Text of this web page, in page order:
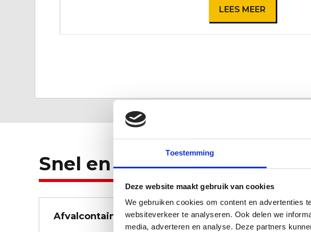
Toestemming
Deze website maakt gebruik van cookies
We gebruiken cookies om content en advertenties
websiteverkeer te analyseren. Ook delen we
media, adverteren en analyse. Deze partners
LEES MEER
Snel en flexibel.
Afvalcontainers snel gebracht